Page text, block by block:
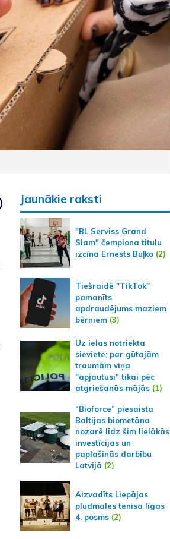
Jaunākie raksti
"BL Serviss Grand
Slam" čempiona titulu
izcīna Ernests Buļko(2)
Tiešraidē "TikTok"
pamanīts
apdraudējums maziem
bērniem(3)
Uz ielas notriekta
sieviete; par gūtajām
traumām viņa
"apjautusi" tikai pēc
atgriešanās mājās(1)
“Bioforce” piesaista
Baltijas biometāna
nozarē līdz šim lielākās
investīcijas un
paplašinās darbību
Latvijā (2)
Aizvadīts Liepājas
pludmales tenisa līgas
4. posms(2)